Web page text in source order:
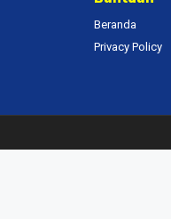
Beranda
Privacy Policy